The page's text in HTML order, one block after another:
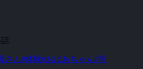
さん#体験#おばあちゃん#熊